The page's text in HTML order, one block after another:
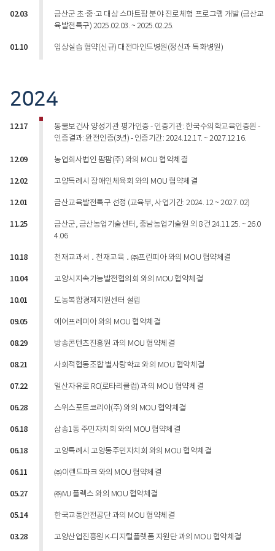
02.03
금산군 초·중·고 대상 스마트팜 분야 진로체험 프로그램 개발 (금산교
육발전특구) 2025.02.03. ~ 2025.02.25.
01.10 임상실습 협약(신규) 대전마인드병원(정신과 특화병원)
2024
12.17
동물보건사 양성기관 평가인증 - 인증기관: 한국수의학교육인증원 -
인증결과: 완전인증(3년) - 인증기간: 2024.12.17. ~ 2027.12.16.
12.09 농업회사법인 팜팜(주) 와의 MOU 협약체결
12.02 고양특례시 장애인체육회 와의 MOU 협약체결
12.01 금산교육발전특구 선정 (교육부, 사업기간: 2024. 12 ~ 2027. 02)
11.25
금산군, 금산농업기술센터, 충남농업기술원 외 8건 24.11.25. ~ 26.0
4.06
10.18 천재교과서 ․ 천재교육 ․ ㈜프린피아 와의 MOU 협약체결
10.04 고양시지속가능발전협의회 와의 MOU 협약체결
10.01 도농복합경제지원센터 설립
09.05 에어프레미아 와의 MOU 협약체결
08.29 방송콘텐츠진흥원 과의 MOU 협약체결
08.21 사회적협동조합 별사탕학교 와의 MOU 협약체결
07.22 일산자유로 RC(로타리클럽) 과의 MOU 협약체결
06.28 스위스포트코리아(주) 와의 MOU 협약체결
06.18 삼송1동 주민자치회 와의 MOU 협약체결
06.18 고양특례시 고양동주민자치회 와의 MOU 협약체결
06.11 ㈜이랜드파크 와의 MOU 협약체결
05.27 ㈜MJ 플렉스 와의 MOU 협약체결
05.14 한국교통안전공단 과의 MOU 협약체결
03.28 고양산업진흥원 K-디지털플렛폼 지원단 과의 MOU 협약체결